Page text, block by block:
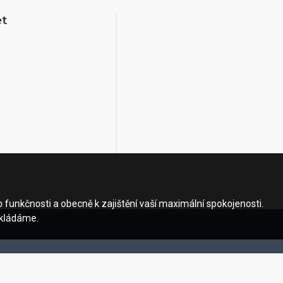
a obecně k zajištění vaší maximální spokojenosti.